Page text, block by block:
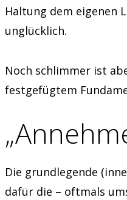
Haltung dem eigenen
unglücklich.
Noch schlimmer ist
festgefügtem
Die grundlegende
dafür die – oftmals